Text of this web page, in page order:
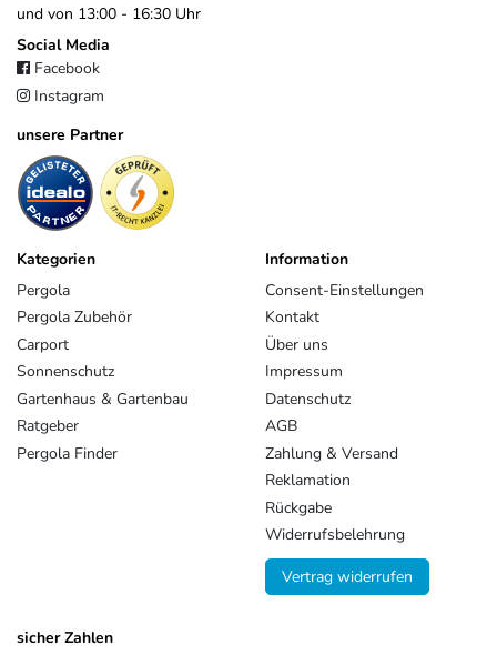
und von 13:00 - 16:30 Uhr
Social Media
Facebook
Instagram
unsere Partner
Kategorien
Pergola
Pergola Zubehör
Carport
Sonnenschutz
Gartenhaus & Gartenbau
Ratgeber
Pergola Finder
Information
Consent-Einstellungen
Kontakt
Über uns
Impressum
Datenschutz
AGB
Zahlung & Versand
Reklamation
Rückgabe
Widerrufsbelehrung
Vertrag widerrufen
sicher Zahlen